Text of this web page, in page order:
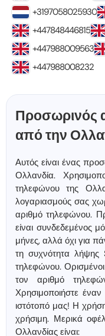
+3197058025930
+447848446815
+447988009563
+447988008232
Προσωρινός
από την
Αυτός είναι ένας
Ολλανδία.
τηλεφώνου της
λογαριασμούς σας
αριθμό τηλεφώνου.
είναι συνδεδεμένος
μήνες, αλλά όχι για
τη συχνότητα λήψης
τηλεφώνου. Ορισμένοι
τον αριθμό
Χρησιμοποιήστε
ιστότοπό μας! Η
χρήσιμη. Μερικά
Ολλανδίας είναι: